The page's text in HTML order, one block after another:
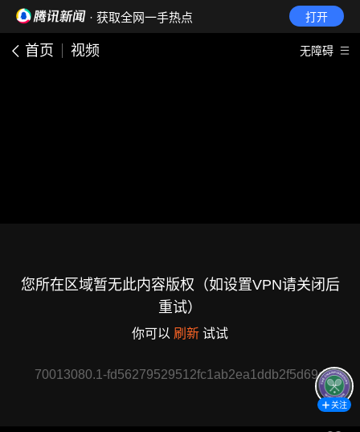
· 获取全网一手热点 打开
首页 视频 无障碍
您所在区域暂无此内容版权（如设置VPN请关闭后
重试）
你可以 刷新 试试
70013080.1-fd56279529512fc1ab2ea1ddb2f5d69d
关注